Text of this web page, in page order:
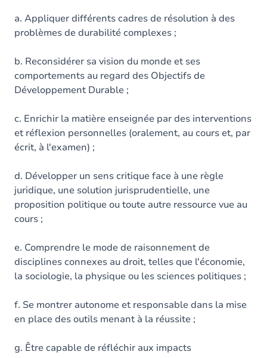
a. Appliquer différents cadres de résolution à des
problèmes de durabilité complexes ;
b. Reconsidérer sa vision du monde et ses
comportements au regard des Objectifs de
Développement Durable ;
c. Enrichir la matière enseignée par des interventions
et réflexion personnelles (oralement, au cours et, par
écrit, à l'examen) ;
d. Développer un sens critique face à une règle
juridique, une solution jurisprudentielle, une
proposition politique ou toute autre ressource vue au
cours ;
e. Comprendre le mode de raisonnement de
disciplines connexes au droit, telles que l'économie,
la sociologie, la physique ou les sciences politiques ;
f. Se montrer autonome et responsable dans la mise
en place des outils menant à la réussite ;
g. Être capable de réfléchir aux impacts